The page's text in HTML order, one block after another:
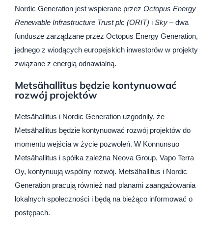
Nordic Generation jest wspierane przez Octopus Energy
Renewable Infrastructure Trust plc (ORIT) i Sky – dwa
fundusze zarządzane przez Octopus Energy Generation,
jednego z wiodących europejskich inwestorów w projekty
związane z energią odnawialną.
Metsähallitus będzie kontynuować
rozwój projektów
Metsähallitus i Nordic Generation uzgodniły, że
Metsähallitus będzie kontynuować rozwój projektów do
momentu wejścia w życie pozwoleń. W Konnunsuo
Metsähallitus i spółka zależna Neova Group, Vapo Terra
Oy, kontynuują wspólny rozwój. Metsähallitus i Nordic
Generation pracują również nad planami zaangażowania
lokalnych społeczności i będą na bieżąco informować o
postępach.